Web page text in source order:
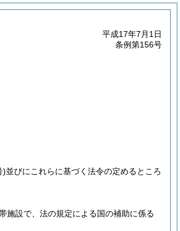
平成17年7月1日
条例第156号
)並びにこれらに基づく法令の定めるところ
設で、法の規定による国の補助に係る